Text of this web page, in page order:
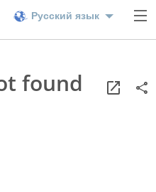
Русский язык
found